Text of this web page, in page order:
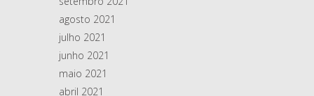
agosto 2021
julho 2021
junho 2021
maio 2021
abril 2021